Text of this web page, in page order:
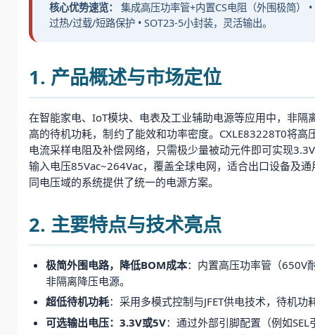
核心优势速览：
集成高压功率管+内置CS电阻（外围极简）
过热/过载/短路保护 • SOT23-5小封装，灵活输出。
1. 产品概述与市场定位
在智能家电、IoT模块、电表及工业辅助电源等应用中，非
高的待机功耗，制约了能效和功率密度。CXLE83228T0将
电流采样电阻及补偿网络，只需极少量被动元件即可实现
输入电压85Vac~264Vac，覆盖全球电网，适合出口设备及
同电压域的系统提供了统一的电源方案。
2. 主要特点与技术亮点
极简外围电路，降低BOM成本：内置高压功率管（650V
非隔离降压电源。
超低待机功耗：采用多模式控制与JFET供电技术，待机
可选输出电压：3.3V或5V：通过外部引脚配置（例如